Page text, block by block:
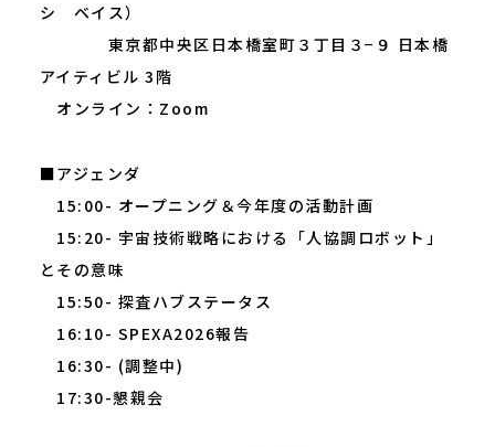
シ ベイス）
東京都中央区日本橋室町３丁目３−９ 日本橋
アイティビル 3階
オンライン：Zoom
■アジェンダ
15:00- オープニング＆今年度の活動計画
15:20- 宇宙技術戦略における「人協調ロボット」
とその意味
15:50- 探査ハブステータス
16:10- SPEXA2026報告
16:30- (調整中)
17:30-懇親会